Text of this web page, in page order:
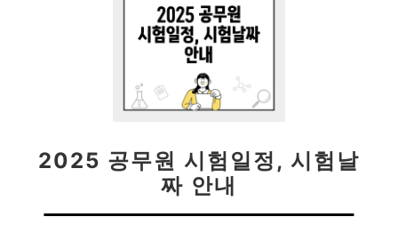
2025 공무원 시험일정, 시험날
짜 안내